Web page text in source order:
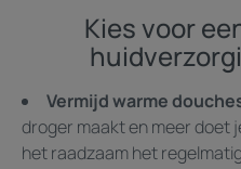
Kies voor
Vermijd warme
droger maakt en meer doet
het raadzaam het